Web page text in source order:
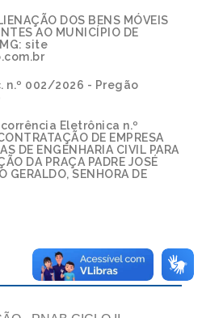
DOS BENS MÓVEIS
AO MUNICÍPIO DE
site
n.º 002/2026 - Pregão
Eletrônica n.º
DE EMPRESA
DE ENGENHARIA CIVIL PARA
DA PRAÇA PADRE JOSÉ
GERALDO, SENHORA DE